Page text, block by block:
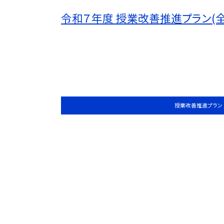
令和７年度 授業改善推進プラン(
授業改善推進プラン